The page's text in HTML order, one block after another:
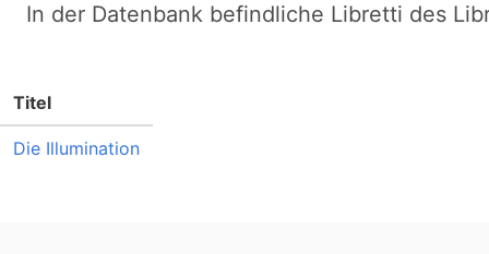
In der Datenbank befindliche Libretti des
Titel
Die Illumination